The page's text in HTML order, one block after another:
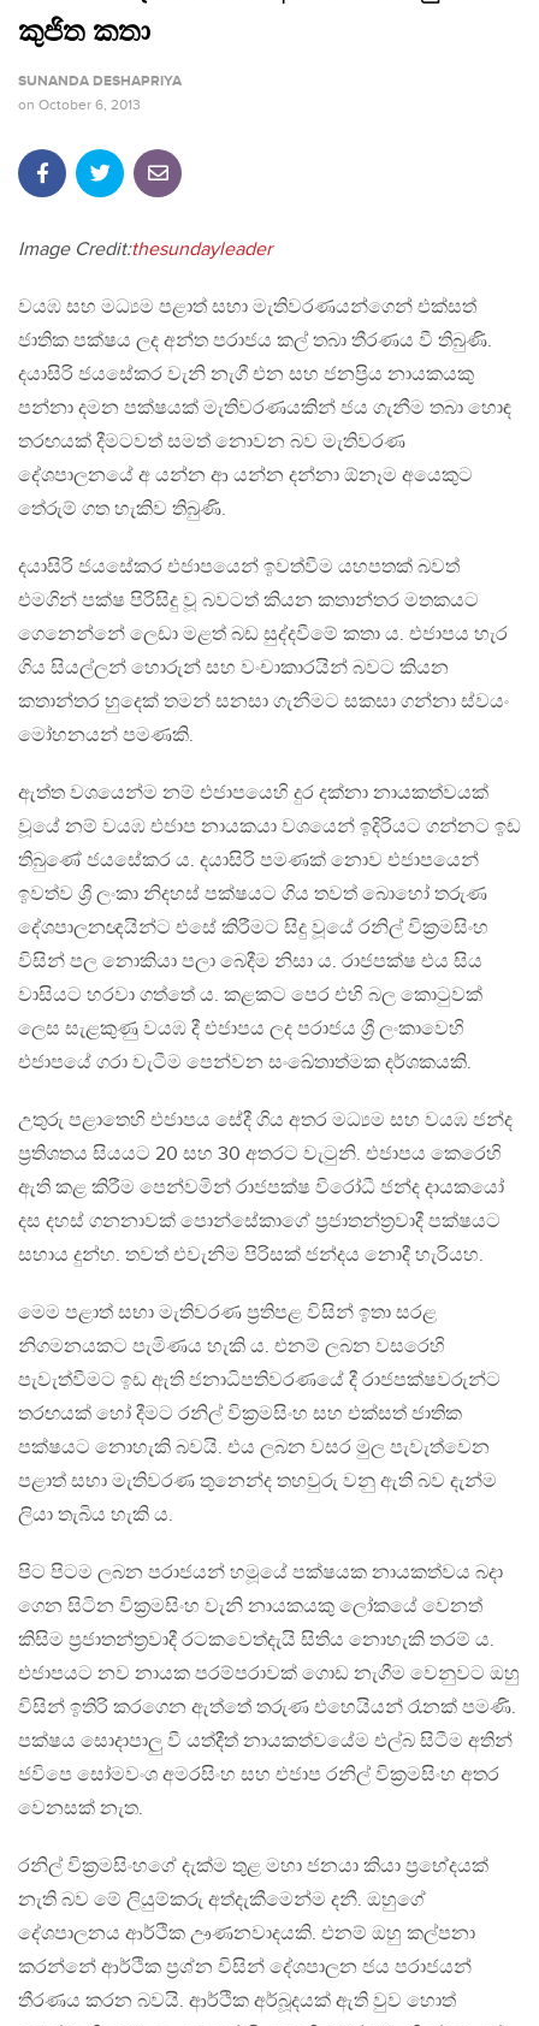
කුජිත කතා
SUNANDA DESHAPRIYA
on October 6, 2013
Image Credit:thesundayleader
වයඹ සහ මධ්‍යම පළාත් සභා මැතිවරණයන්ගෙන් එක්සත්
ජාතික පක්ෂය ලද අන්ත පරාජය කල් තබා තීරණය වී තිබුණි.
දයාසිරි ජයසේකර වැනි නැගී එන සහ ජනප්‍රිය නායකයකු
පන්නා දමන පක්ෂයක් මැතිවරණයකින් ජය ගැනීම තබා හොඳ
තරඟයක් දීමටවත් සමත් නොවන බව මැතිවරණ
දේශපාලනයේ අ යන්න ආ යන්න දන්නා ඕනෑම අයෙකුට
තේරුම් ගත හැකිව තිබුණි.
දයාසිරි ජයසේකර එජාපයෙන් ඉවත්වීම යහපතක් බවත්
එමගින් පක්ෂ පිරිසිදු වූ බවටත් කියන කතාන්තර මතකයට
ගෙනෙන්නේ ලෙඩා මළත් බඩ සුද්දවීමේ කතා ය. එජාපය හැර
ගිය සියල්ලන් හොරුන් සහ වංචාකාරයින් බවට කියන
කතාන්තර හුදෙක් තමන් සනසා ගැනීමට සකසා ගන්නා ස්වයං
මෝහනයන් පමණකි.
ඇත්ත වශයෙන්ම නම් එජාපයෙහි දුර දක්නා නායකත්වයක්
වූයේ නම් වයඹ එජාප නායකයා වශයෙන් ඉදිරියට ගන්නට ඉඩ
තිබුණේ ජයසේකර ය. දයාසිරි පමණක් නොව එජාපයෙන්
ඉවත්ව ශ්‍රී ලංකා නිදහස් පක්ෂයට ගිය තවත් බොහෝ තරුණ
දේශපාලනඥයින්ට එසේ කිරීමට සිදු වූයේ රනිල් වික්‍රමසිංහ
විසින් පල නොකියා පලා බෙදීම නිසා ය. රාජපක්ෂ එය සිය
වාසියට හරවා ගත්තේ ය. කළකට පෙර එහි බල කොටුවක්
ලෙස සැළකුණු වයඹ දී එජාපය ලද පරාජය ශ්‍රී ලංකාවෙහි
එජාපයේ ගරා වැටීම පෙන්වන සංඛේතාත්මක දර්ශකයකි.
උතුරු පළාතෙහි එජාපය සේදී ගිය අතර මධ්‍යම සහ වයඹ ජන්ද
ප්‍රතිශතය සියයට 20 සහ 30 අතරට වැටුනි. එජාපය කෙරෙහි
ඇති කළ කිරීම පෙන්වමින් රාජපක්ෂ විරෝධී ජන්ද දායකයෝ
දස දහස් ගනනාවක් පොන්සේකාගේ ප්‍රජාතන්ත්‍රවාදී පක්ෂයට
සහාය දුන්හ. තවත් එවැනිම පිරිසක් ජන්දය නොදී හැරියහ.
මෙම පළාත් සභා මැතිවරණ ප්‍රතිපළ විසින් ඉතා සරළ
නිගමනයකට පැමිණය හැකි ය. එනම් ලබන වසරෙහි
පැවැත්වීමට ඉඩ ඇති ජනාධිපතිවරණයේ දී රාජපක්ෂවරුන්ට
තරඟයක් හෝ දීමට රනිල් වික්‍රමසිංහ සහ එක්සත් ජාතික
පක්ෂයට නොහැකි බවයි. එය ලබන වසර මුල පැවැත්වෙන
පළාත් සභා මැතිවරණ තුනෙන්ද තහවුරු වනු ඇති බව දැන්ම
ලියා තැබිය හැකි ය.
පිට පිටම ලබන පරාජයන් හමූයේ පක්ෂයක නායකත්වය බදා
ගෙන සිටින වික්‍රමසිංහ වැනි නායකයකු ලෝකයේ වෙනත්
කිසිම ප්‍රජාතන්ත්‍රවාදී රටකවෙත්දැයි සිතිය නොහැකි තරම් ය.
එජාපයට නව නායක පරම්පරාවක් ගොඩ නැගීම වෙනුවට ඔහු
විසින් ඉතිරි කරගෙන ඇත්තේ තරුණ එහෙයියන් රෑනක් පමණි.
පක්ෂය සොදාපාලු වී යත්දීත් නායකත්වයේම එල්බ සිටීම අතින්
ජවිපෙ සෝමවංශ අමරසිංහ සහ එජාප රනිල් වික්‍රමසිංහ අතර
වෙනසක් නැත.
රනිල් වික්‍රමසිංහගේ දැක්ම තුළ මහා ජනයා කියා ප්‍රභේදයක්
නැති බව මේ ලියුම්කරු අත්දැකීමෙන්ම දනී. ඔහුගේ
දේශපාලනය ආර්ථික ඌණනවාදයකි. එනම් ඔහු කල්පනා
කරන්නේ ආර්ථික ප්‍රශ්න විසින් දේශපාලන ජය පරාජයන්
තීරණය කරන බවයි. ආර්ථික අර්බූදයක් ඇති වුව හොත්